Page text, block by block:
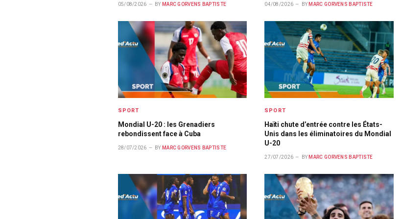
05/08/2026 BY MARC GORVENS BAPTISTE 04/08/2026 BY MARC GORVENS BAPTISTE
SPORT
Mondial U-20 : les Grenadiers
rebondissent face à Cuba
28/07/2026 BY MARC GORVENS BAPTISTE
SPORT
Haïti chute d’entrée contre les États-
Unis dans les éliminatoires du Mondial
U-20
27/07/2026 BY MARC GORVENS BAPTISTE